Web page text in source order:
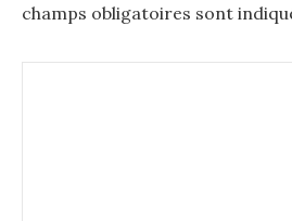
champs obligatoires sont